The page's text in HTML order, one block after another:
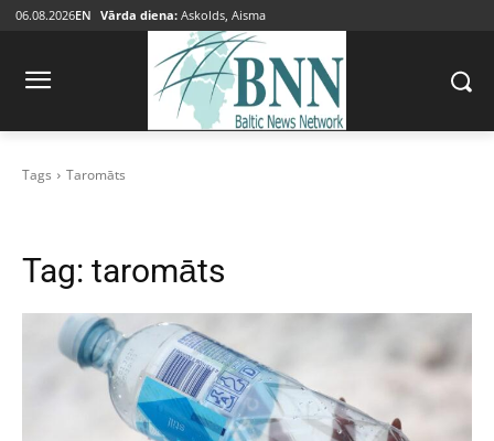
06.08.2026EN Vārda diena: Askolds, Aisma
Tags Taromāts
Tag: taromāts